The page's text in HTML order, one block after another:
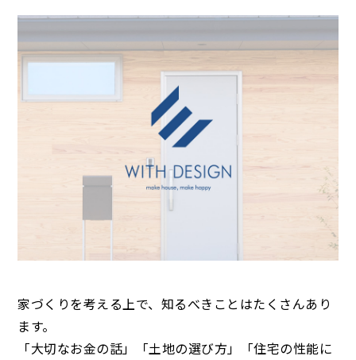
家づくりを考える上で、知るべきことはたくさんあり
ます。
「大切なお金の話」「土地の選び方」「住宅の性能に